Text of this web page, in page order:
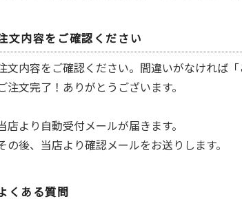
文内容をご確認ください
文内容をご確認ください。間違いがなければ
注文完了！ありがとうございます。
店より自動受付メールが届きます。
の後、当店より確認メールをお送りします。
くある質問